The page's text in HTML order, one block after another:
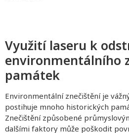
Využití laseru k
environmentálního
památek
Environmentální znečištění je
postihuje mnoho historických
Znečištění způsobené
dalšími faktory může poškodit